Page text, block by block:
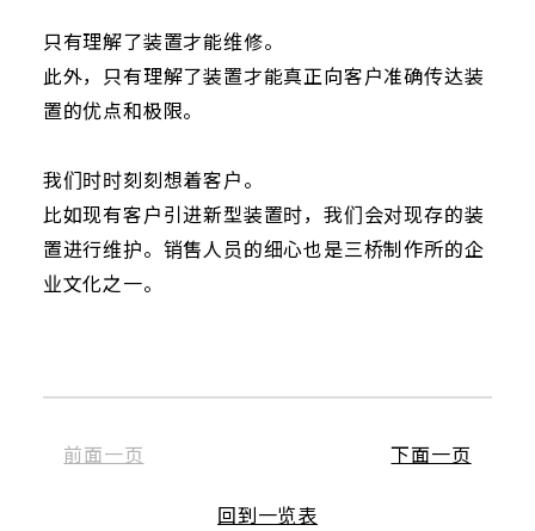
只有理解了装置才能维修。
此外，只有理解了装置才能真正向客户准确传达装
置的优点和极限。
我们时时刻刻想着客户。
比如现有客户引进新型装置时，我们会对现存的装
置进行维护。销售人员的细心也是三桥制作所的企
业文化之一。
前面一页
回到一览表
下面一页